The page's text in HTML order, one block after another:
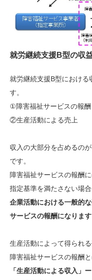
就労継続支援B型の収
就労継続支援B型における
す。
①障害福祉サービスの報酬
②生産活動による売上
収入の大部分を占めるの
です。
障害福祉サービスの報酬
指定基準を満たさない場
企業活動における一般的
サービスの報酬になります
生産活動によって得られ
障害福祉サービスの報酬
「生産活動による収入」